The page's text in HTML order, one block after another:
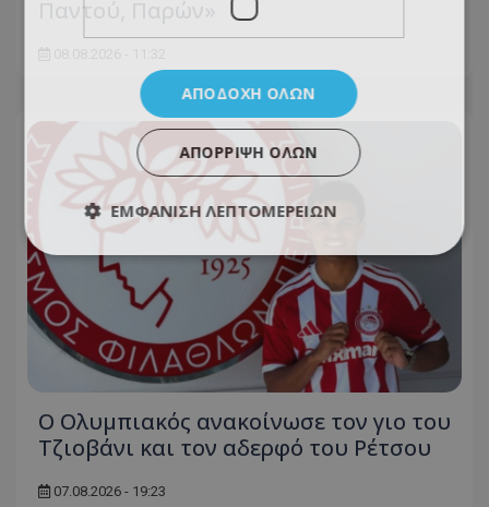
Ο Ολυμπιακός ανακοίνωσε τον γιο του
Τζιοβάνι και τον αδερφό του Ρέτσου
07.08.2026 - 19:23
ΑΠΟΔΟΧΉ ΌΛΩΝ
ΑΠΌΡΡΙΨΗ ΌΛΩΝ
ΕΜΦΆΝΙΣΗ ΛΕΠΤΟΜΕΡΕΙΏΝ